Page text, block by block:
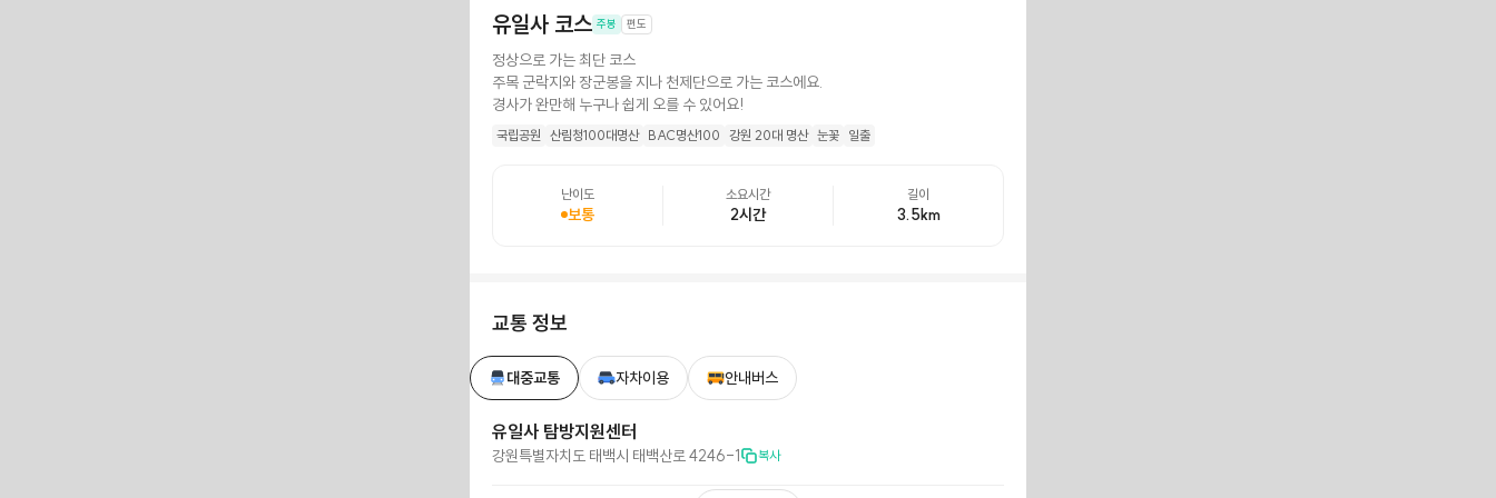
유일사 코스 주봉 편도
정상으로 가는 최단 코스
주목 군락지와 장군봉을 지나 천제단으로 가는 코스에요.
경사가 완만해 누구나 쉽게 오를 수 있어요!
국립공원 산림청100대명산 BAC명산100 강원 20대 명산 눈꽃 일출
난이도
보통
소요시간
2시간
길이
3.5km
교통 정보
대중교통 자차이용 안내버스
유일사 탐방지원센터
강원특별자치도 태백시 태백산로 4246-1 복사